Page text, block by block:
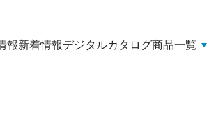
報新着情報デジタルカタログ商品一覧